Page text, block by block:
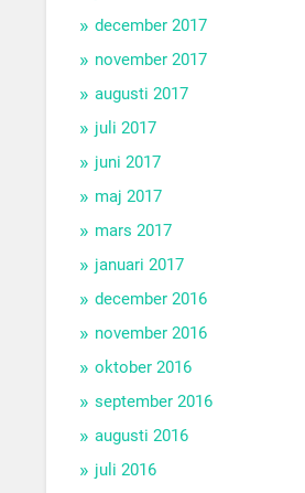
december 2017
november 2017
augusti 2017
juli 2017
juni 2017
maj 2017
mars 2017
januari 2017
december 2016
november 2016
oktober 2016
september 2016
augusti 2016
juli 2016